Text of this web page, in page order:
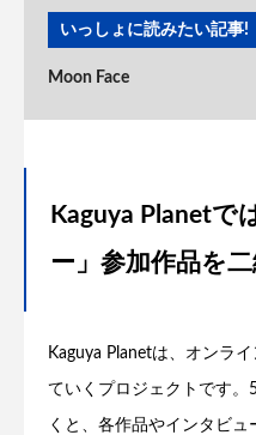
いっしょに読みたい記事!
Moon Face
Kaguya Planetで
ー」参加作品を
Kaguya Planetは、オンラ
ていくプロジェクトです。
くと、各作品やインタビ